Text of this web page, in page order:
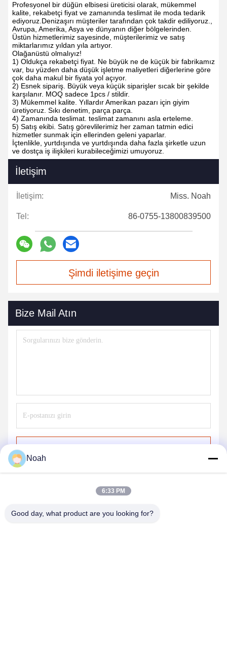
Profesyonel bir düğün elbisesi üreticisi olarak, mükemmel
kalite, rekabetçi fiyat ve zamanında teslimat ile moda tedarik
ediyoruz.Denizaşırı müşteriler tarafından çok takdir ediliyoruz.,
Avrupa, Amerika, Asya ve dünyanın diğer bölgelerinden.
Üstün hizmetlerimiz sayesinde, müşterilerimiz ve satış
miktarlarımız yıldan yıla artıyor.
Olağanüstü olmalıyız!
1) Oldukça rekabetçi fiyat. Ne büyük ne de küçük bir fabrikamız
var, bu yüzden daha düşük işletme maliyetleri diğerlerine göre
çok daha makul bir fiyata yol açıyor.
2) Esnek sipariş. Büyük veya küçük siparişler sıcak bir şekilde
karşılanır. MOQ sadece 1pcs / stildir.
3) Mükemmel kalite. Yıllardır Amerikan pazarı için giyim
üretiyoruz. Sıkı denetim, parça parça.
4) Zamanında teslimat. teslimat zamanını asla erteleme.
5) Satış ekibi. Satış görevlilerimiz her zaman tatmin edici
hizmetler sunmak için ellerinden geleni yaparlar.
İçtenlikle, yurtdışında ve yurtdışında daha fazla şirketle uzun
ve dostça iş ilişkileri kurabileceğimizi umuyoruz.
İletişim
İletişim: Miss. Noah
Tel: 86-0755-13800839500
Şimdi iletişime geçin
Bize Mail Atın
Noah
6:33 PM
Good day, what product are you looking for?